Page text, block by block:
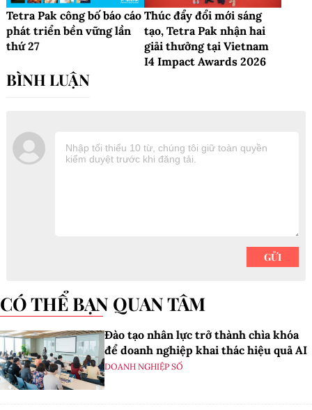
Tetra Pak công bố báo cáo
phát triển bền vững lần
thứ 27
Thúc đẩy đổi mới sáng
tạo, Tetra Pak nhận hai
giải thưởng tại Vietnam
I4 Impact Awards 2026
CÓ THỂ BẠN QUAN TÂM
Đào tạo nhân lực trở thành chìa khóa
để doanh nghiệp khai thác hiệu quả AI
DOANH NGHIỆP SỐ